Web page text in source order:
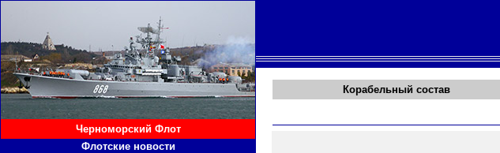
Черноморский Флот
Флотские новости
Корабельный состав